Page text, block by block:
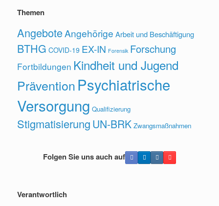
Themen
AngeboteAngehörige Arbeit und Beschäftigung
BTHG COVID-19 EX-IN Forensik Forschung
Fortbildungen Kindheit und Jugend
PräventionPsychiatrische
Versorgung Qualifizierung
Stigmatisierung UN-BRK Zwangsmaßnahmen
Folgen Sie uns auch auf
Verantwortlich